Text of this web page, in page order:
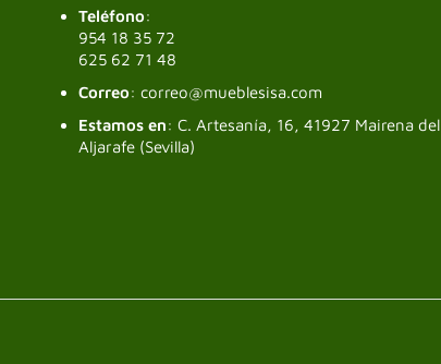
Teléfono:
954 18 35 72
625 62 71 48
Correo: correo@mueblesisa.com
Estamos en: C. Artesanía, 16, 41927 Mairena del
Aljarafe (Sevilla)